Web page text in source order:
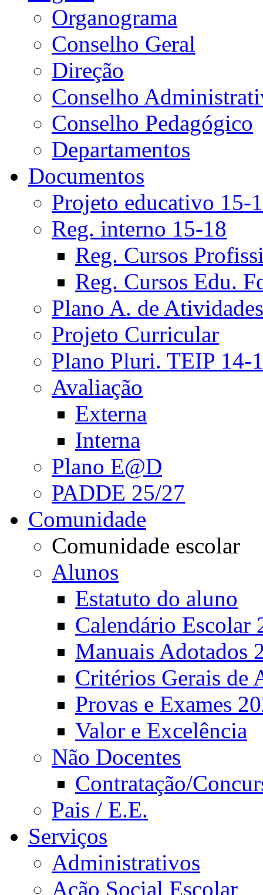
Organograma
Conselho Geral
Direção
Conselho
Conselho Pedagógico
Departamentos
Documentos
Projeto educativo 15-
Reg. interno 15-18
Reg. Cursos
Reg. Cursos Edu.
Plano A. de Atividades
Projeto Curricular
Plano Pluri. TEIP 14-
Avaliação
Externa
Interna
Plano E@D
PADDE 25/27
Comunidade
Comunidade escolar
Alunos
Estatuto do aluno
Calendário Escolar
Manuais Adotados
Critérios Gerais de
Provas e Exames
Valor e Excelência
Não Docentes
Contratação/
Pais / E.E.
Serviços
Administrativos
Ação Social Escolar